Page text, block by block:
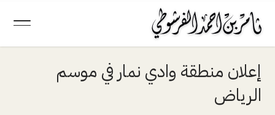
إعلان منطقة وادي نمار في موسم
الرياض